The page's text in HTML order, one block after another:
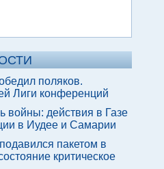
поляков.
Лиги конференций
войны: действия в Газе
в Иудее и Самарии
пакетом в
критическое